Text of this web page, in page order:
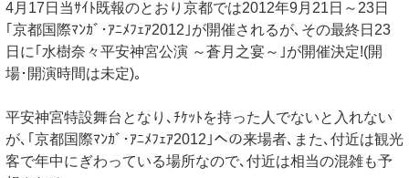
4月17日当ｻｲﾄ既報のとおり京都では2012年9月21日～23日
｢京都国際ﾏﾝｶﾞ･ｱﾆﾒﾌｪｱ2012｣が開催されるが､その最終日23
日に｢水樹奈々平安神宮公演 ～蒼月之宴～｣が開催決定!(開
場･開演時間は未定)｡
平安神宮特設舞台となり､ﾁｹｯﾄを持った人でないと入れない
が､｢京都国際ﾏﾝｶﾞ･ｱﾆﾒﾌｪｱ2012｣への来場者､また､付近は観光
客で年中にぎわっている場所なので､付近は相当の混雑も予